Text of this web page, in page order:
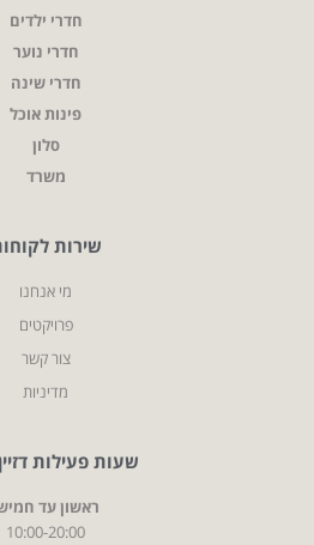
חדרי ילדים
חדרי נוער
חדרי שינה
פינות אוכל
סלון
משרד
שירות
מי אנחנו
פרויקטים
צור קשר
מדיניות
שעות פעילות
ראשון עד
10:00-20:00